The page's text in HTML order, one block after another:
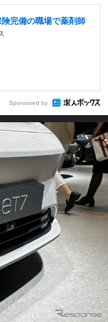
完備の職場で薬剤師
Sponsored by